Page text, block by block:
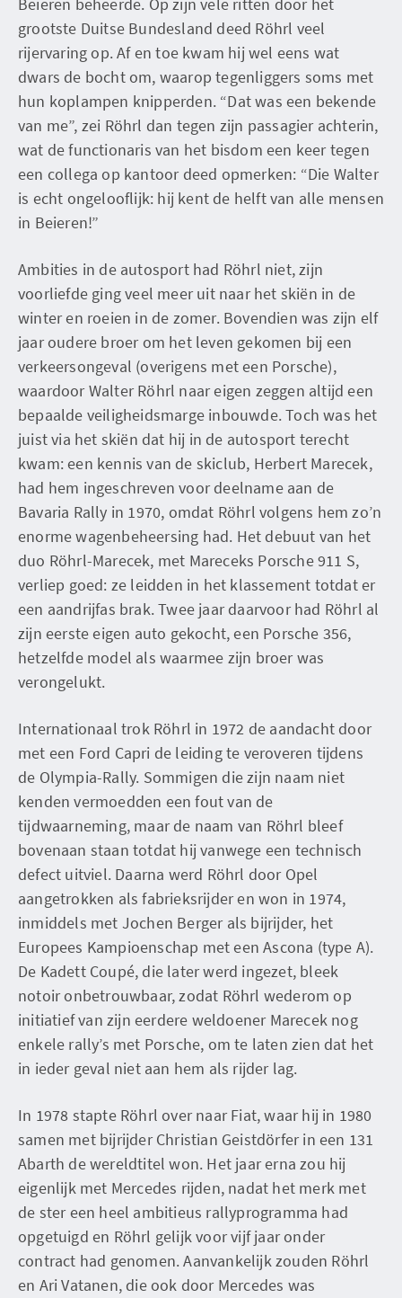
grootste Duitse Bundesland deed Röhrl veel
rijervaring op. Af en toe kwam hij wel eens wat
dwars de bocht om, waarop tegenliggers soms met
hun koplampen knipperden. “Dat was een bekende
van me”, zei Röhrl dan tegen zijn passagier achterin,
wat de functionaris van het bisdom een keer tegen
een collega op kantoor deed opmerken: “Die Walter
is echt ongelooflijk: hij kent de helft van alle mensen
in Beieren!”
Ambities in de autosport had Röhrl niet, zijn
voorliefde ging veel meer uit naar het skiën in de
winter en roeien in de zomer. Bovendien was zijn elf
jaar oudere broer om het leven gekomen bij een
verkeersongeval (overigens met een Porsche),
waardoor Walter Röhrl naar eigen zeggen altijd een
bepaalde veiligheidsmarge inbouwde. Toch was het
juist via het skiën dat hij in de autosport terecht
kwam: een kennis van de skiclub, Herbert Marecek,
had hem ingeschreven voor deelname aan de
Bavaria Rally in 1970, omdat Röhrl volgens hem zo’n
enorme wagenbeheersing had. Het debuut van het
duo Röhrl-Marecek, met Mareceks Porsche 911 S,
verliep goed: ze leidden in het klassement totdat er
een aandrijfas brak. Twee jaar daarvoor had Röhrl al
zijn eerste eigen auto gekocht, een Porsche 356,
hetzelfde model als waarmee zijn broer was
verongelukt.
Internationaal trok Röhrl in 1972 de aandacht door
met een Ford Capri de leiding te veroveren tijdens
de Olympia-Rally. Sommigen die zijn naam niet
kenden vermoedden een fout van de
tijdwaarneming, maar de naam van Röhrl bleef
bovenaan staan totdat hij vanwege een technisch
defect uitviel. Daarna werd Röhrl door Opel
aangetrokken als fabrieksrijder en won in 1974,
inmiddels met Jochen Berger als bijrijder, het
Europees Kampioenschap met een Ascona (type A).
De Kadett Coupé, die later werd ingezet, bleek
notoir onbetrouwbaar, zodat Röhrl wederom op
initiatief van zijn eerdere weldoener Marecek nog
enkele rally’s met Porsche, om te laten zien dat het
in ieder geval niet aan hem als rijder lag.
In 1978 stapte Röhrl over naar Fiat, waar hij in 1980
samen met bijrijder Christian Geistdörfer in een 131
Abarth de wereldtitel won. Het jaar erna zou hij
eigenlijk met Mercedes rijden, nadat het merk met
de ster een heel ambitieus rallyprogramma had
opgetuigd en Röhrl gelijk voor vijf jaar onder
contract had genomen. Aanvankelijk zouden Röhrl
en Ari Vatanen, die ook door Mercedes was